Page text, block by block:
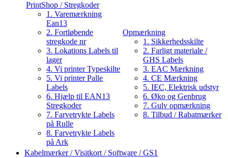
PrintShop / Stregkoder
1. Varemærkning
Ean13
2. Fortløbende
stregkode nr
3. Lokations Labels til
lager
4. Vi printer Typeskilte
5. Vi printer Palle
Labels
6. Hjælp til EAN13
Stregkoder
7. Farvetrykte Labels
på Rulle
8. Farvetrykte Labels
på Ark
Opmærkning
1. Sikkerhedsskilte
2. Farligt materiale /
GHS Labels
3. EAC Mærkning
4. CE Mærkning
5. IEC, Elektrisk udstyr
6. Øko og Genbrug
7. Gulv opmærkning
8. Tilbud / Rabatmærker
Kabelmærker / Visitkort / Software / GS1